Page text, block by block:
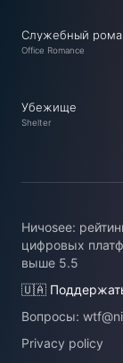
Служебный
Office Romance
Убежище
Shelter
Ничоsee:
цифровых
выше 5.5
🇺🇦
Вопросы:
Privacy policy